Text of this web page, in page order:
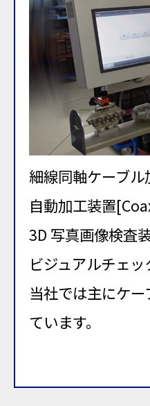
細線同軸ケーブ
自動加工装置
3D 写真画像検査
ビジュアルチェッ
当社では主にケ
ています。